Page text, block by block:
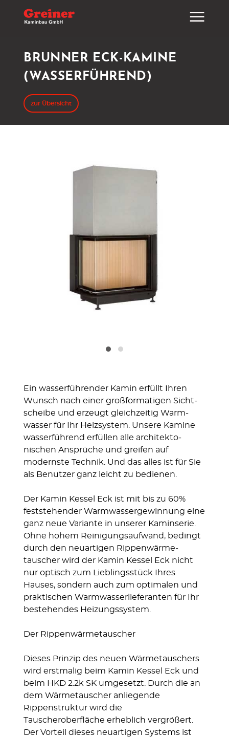
BRUNNER ECK-KAMINE
(WASSERFÜHREND)
zur Übersicht
Ein wasserführen­der Kamin erfüllt Ihren
Wunsch nach einer groß­forma­tigen Sicht­
scheibe und erzeugt gleich­zeitig Warm­
wasser für Ihr Heiz­system. Unsere Kamine
wasser­füh­rend erfüllen alle archi­tekto­
nischen Ansprü­che und greifen auf
modern­ste Technik. Und das alles ist für Sie
als Be­nutzer ganz leicht zu bedie­nen.
Der Kamin Kessel Eck ist mit bis zu 60%
fest­stehender Warm­wasser­gewin­nung eine
ganz neue Vari­ante in unserer Kamin­serie.
Ohne hohem Reini­gungs­aufwand, bedingt
durch den neu­artigen Rippen­wärme­
tauscher wird der Kamin Kessel Eck nicht
nur optisch zum Lieb­lings­stück Ihres
Hauses, sondern auch zum opti­malen und
prak­tischen Warm­wasser­liefe­ranten für Ihr
beste­hendes Heizungs­system.
Der Rippenwärmetauscher
Dieses Prinzip des neuen Wärmetauschers
wird erstmalig beim Kamin Kessel Eck und
beim HKD 2.2k SK umgesetzt. Durch die an
dem Wärmetauscher anliegende
Rippenstruktur wird die
Tauscheroberfläche erheblich vergrößert.
Der Vorteil dieses neuartigen Systems ist